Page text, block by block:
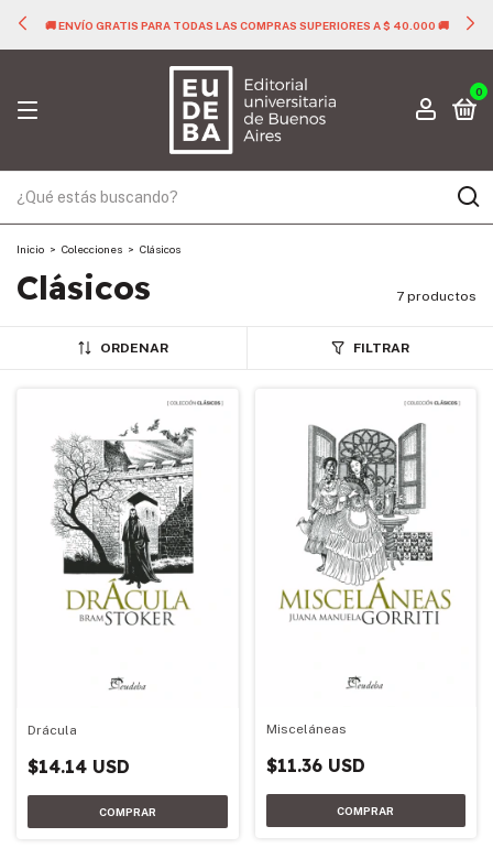
🚚 ENVÍO GRATIS PARA TODAS LAS COMPRAS SUPERIORES A $ 40.000 🚚
0
Inicio > Colecciones > Clásicos
Clásicos 7 productos
ORDENAR FILTRAR
Drácula
$14.14 USD
Misceláneas
$11.36 USD